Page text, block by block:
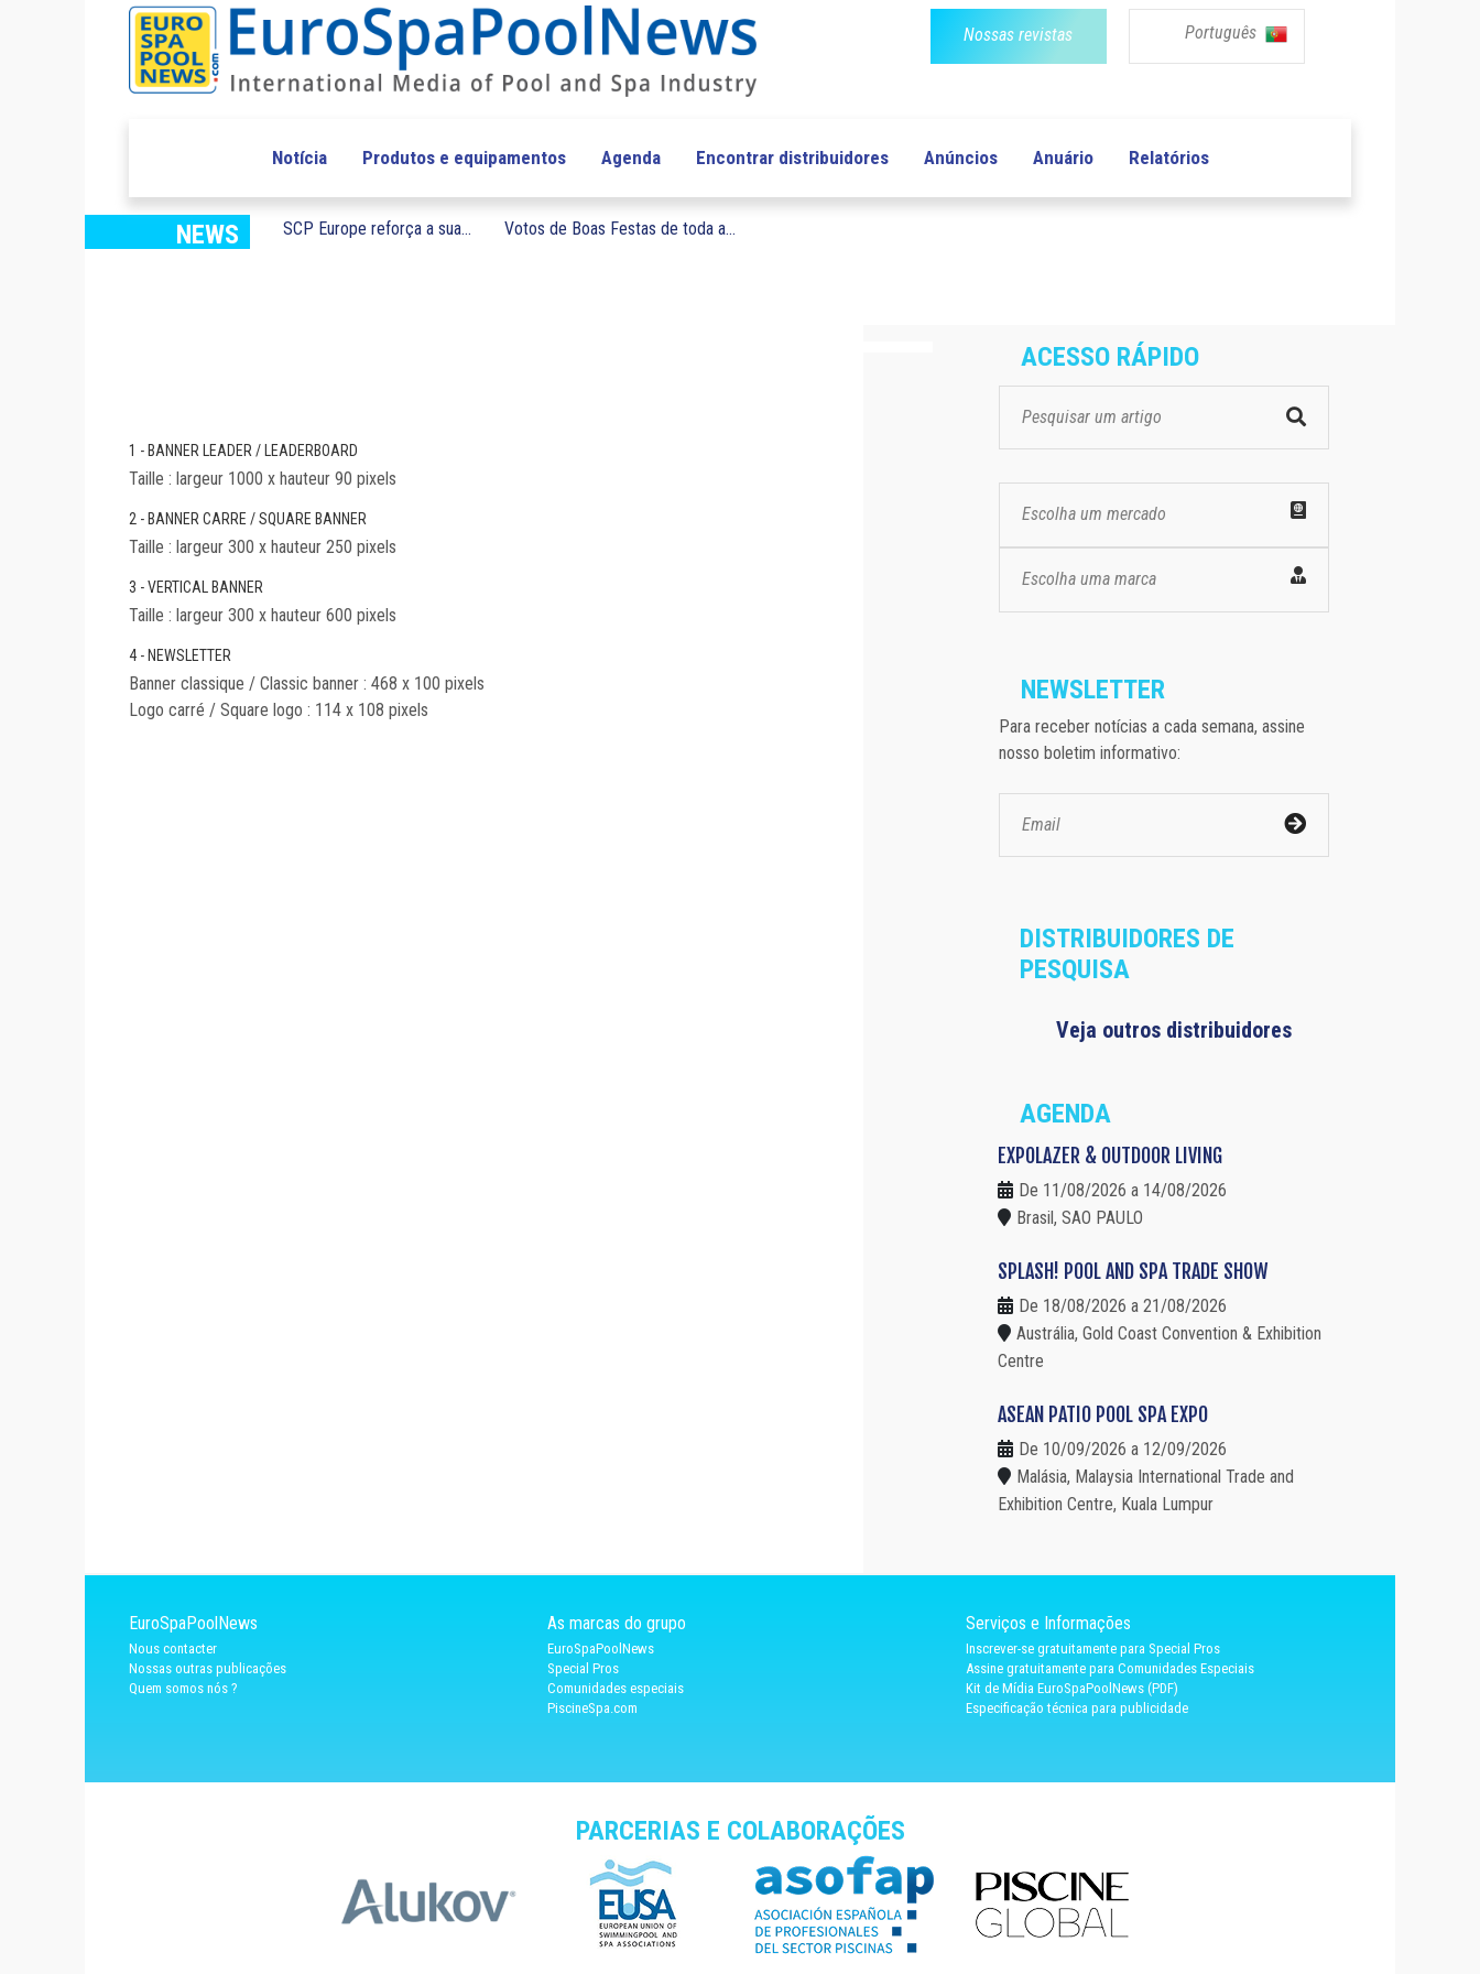
Nossas revistas Português
Notícia Produtos e equipamentos Agenda Encontrar distribuidores Anúncios Anuário Relatórios
NEWS SCP Europe reforça a sua... Votos de Boas Festas de toda a...
1 - BANNER LEADER / LEADERBOARD
Taille : largeur 1000 x hauteur 90 pixels
2 - BANNER CARRE / SQUARE BANNER
Taille : largeur 300 x hauteur 250 pixels
3 - VERTICAL BANNER
Taille : largeur 300 x hauteur 600 pixels
4 - NEWSLETTER
Banner classique / Classic banner : 468 x 100 pixels
Logo carré / Square logo : 114 x 108 pixels
ACESSO RÁPIDO
Escolha um mercado
Escolha uma marca
NEWSLETTER
Para receber notícias a cada semana, assine
nosso boletim informativo:
DISTRIBUIDORES DE
PESQUISA
Veja outros distribuidores
AGENDA
EXPOLAZER & OUTDOOR LIVING
De 11/08/2026 a 14/08/2026
Brasil, SAO PAULO
SPLASH! POOL AND SPA TRADE SHOW
De 18/08/2026 a 21/08/2026
Austrália, Gold Coast Convention & Exhibition
Centre
ASEAN PATIO POOL SPA EXPO
De 10/09/2026 a 12/09/2026
Malásia, Malaysia International Trade and
Exhibition Centre, Kuala Lumpur
EuroSpaPoolNews
Nous contacter
Nossas outras publicações
Quem somos nós ?
As marcas do grupo
EuroSpaPoolNews
Special Pros
Comunidades especiais
PiscineSpa.com
Serviços e Informações
Inscrever-se gratuitamente para Special Pros
Assine gratuitamente para Comunidades Especiais
Kit de Mídia EuroSpaPoolNews (PDF)
Especificação técnica para publicidade
PARCERIAS E COLABORAÇÕES